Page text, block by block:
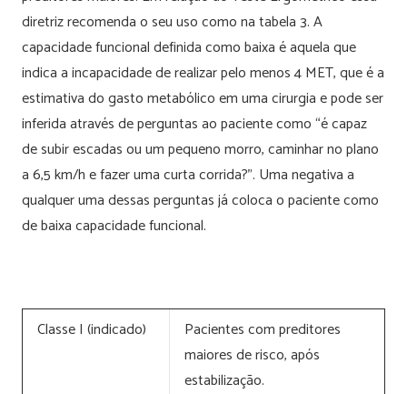
diretriz recomenda o seu uso como na tabela 3. A
capacidade funcional definida como baixa é aquela que
indica a incapacidade de realizar pelo menos 4 MET, que é a
estimativa do gasto metabólico em uma cirurgia e pode ser
inferida através de perguntas ao paciente como “é capaz
de subir escadas ou um pequeno morro, caminhar no plano
a 6,5 km/h e fazer uma curta corrida?”. Uma negativa a
qualquer uma dessas perguntas já coloca o paciente como
de baixa capacidade funcional.
Classe I (indicado)
Pacientes com preditores
maiores de risco, após
estabilização.